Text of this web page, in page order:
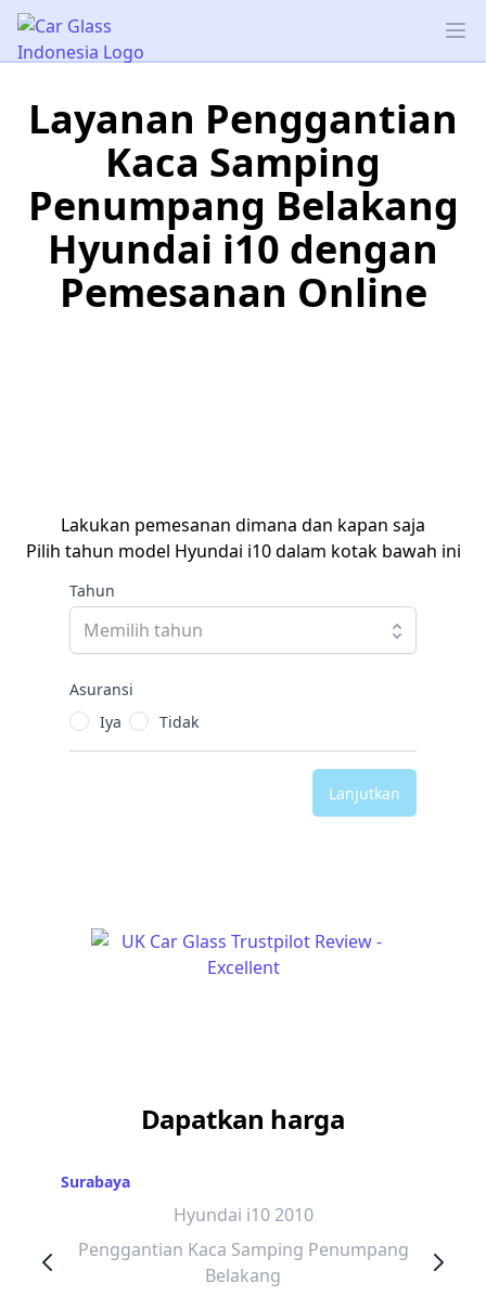
Car Glass Indonesia
Layanan Penggantian
Kaca Samping
Penumpang Belakang
Hyundai i10 dengan
Pemesanan Online
Lakukan pemesanan dimana dan kapan saja
Pilih tahun model Hyundai i10 dalam kotak bawah ini
Tahun
Asuransi
Iya
Tidak
Lanjutkan
Dapatkan harga
Surabaya
Hyundai i10 2010
Penggantian Kaca Samping Penumpang
Belakang